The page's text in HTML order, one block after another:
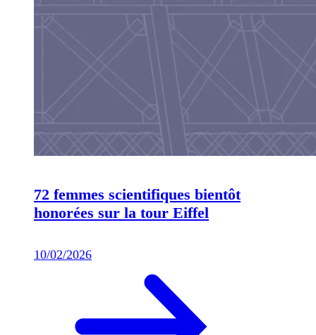
72 femmes scientifiques bientôt
honorées sur la tour Eiffel
10/02/2026